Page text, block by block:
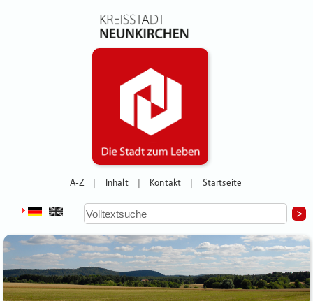
A-Z Inhalt Kontakt Startseite